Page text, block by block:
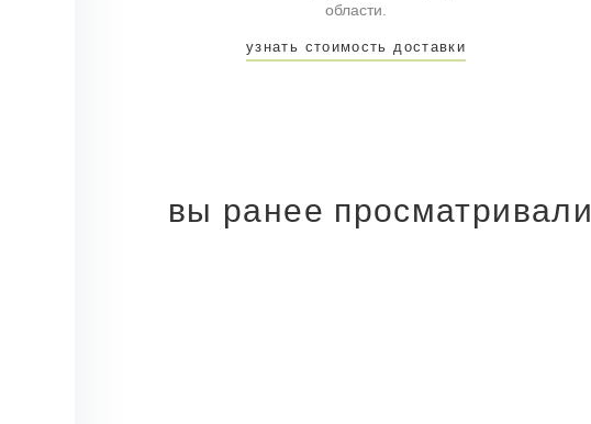
области.
узнать стоимость доставки
вы ранее просматривали